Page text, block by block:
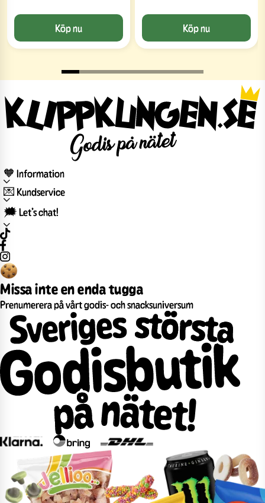
Köp nu Köp nu
🧡 Information
💌 Kundservice
🗯️ Let’s chat!
Missa inte en enda tugga
Prenumerera på vårt godis- och snacksuniversum